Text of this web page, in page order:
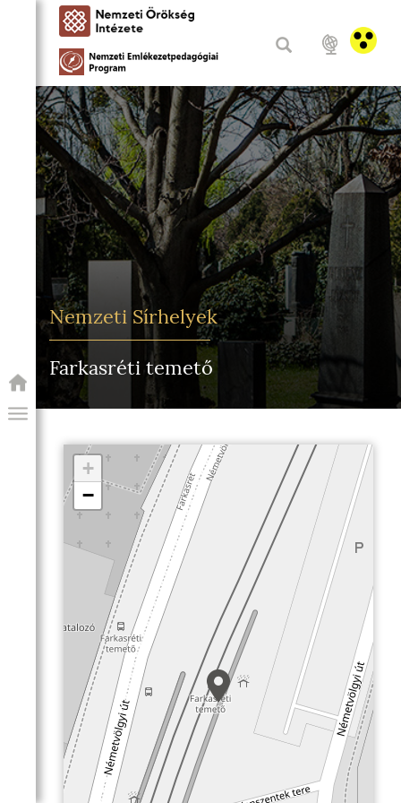
Nemzeti Sírhelyek
Farkasréti temető
+
−